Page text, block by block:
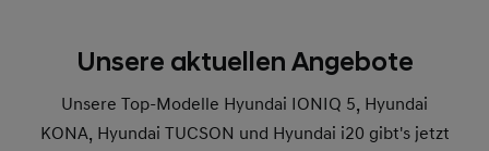
Unsere aktuellen Angebote
Unsere Top-Modelle Hyundai IONIQ 5, Hyundai
KONA, Hyundai TUCSON und Hyundai i20 gibt's jetzt